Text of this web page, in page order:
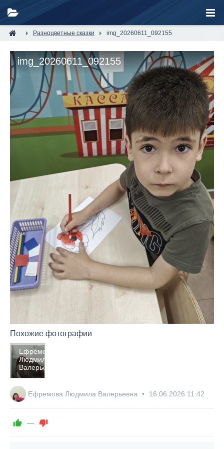
Разноцветные сказки img_20260611_092155
img_20260611_092155
Похожие фотографии
118
0
0
Ефремова
Людмила
Валерьевна
Ефремова Людмила Валерьевна 16.06.2026 11:42
—